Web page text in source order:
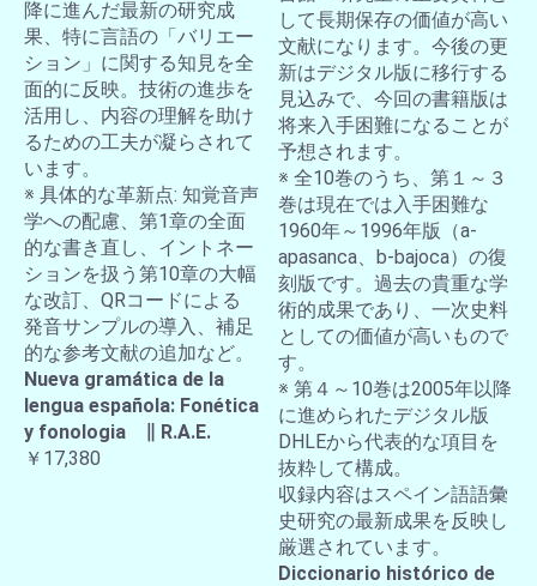
降に進んだ最新の研究成
果、特に言語の「バリエー
ション」に関する知見を全
面的に反映。技術の進歩を
活用し、内容の理解を助け
るための工夫が凝らされて
います。
※ 具体的な革新点: 知覚音声
学への配慮、第1章の全面
的な書き直し、イントネー
ションを扱う第10章の大幅
な改訂、QRコードによる
発音サンプルの導入、補足
的な参考文献の追加など。
Nueva gramática de la
lengua española: Fonética
y fonologia ∥ R.A.E.
￥17,380
して長期保存の価値が高い
文献になります。今後の更
新はデジタル版に移行する
見込みで、今回の書籍版は
将来入手困難になることが
予想されます。
※ 全10巻のうち、第１～３
巻は現在では入手困難な
1960年～1996年版（a-
apasanca、b-bajoca）の復
刻版です。過去の貴重な学
術的成果であり、一次史料
としての価値が高いもので
す。
※ 第４～10巻は2005年以降
に進められたデジタル版
DHLEから代表的な項目を
抜粋して構成。
収録内容はスペイン語語彙
史研究の最新成果を反映し
厳選されています。
Diccionario histórico de